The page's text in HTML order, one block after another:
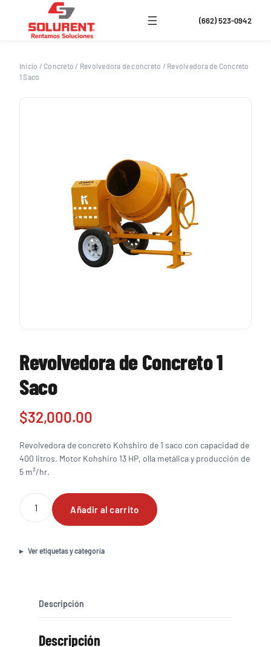
contenido
(662) 523-0942
Inicio /Concreto / Revolvedora de concreto / Revolvedora de Concreto
1 Saco
Revolvedora de Concreto 1
Saco
$32,000.00
Revolvedora de concreto Kohshiro de 1 saco con capacidad de
400 litros. Motor Kohshiro 13 HP, olla metálica y producción de
5 m³/hr.
Revolvedora
de
Concreto
Saco
Añadir al carrito
Ver etiquetas y categoría
Descripción
Descripción